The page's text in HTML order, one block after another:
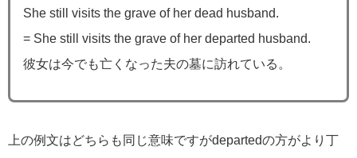
She still visits the grave of her dead husband.
= She still visits the grave of her departed husband.
彼女は今でも亡くなった夫の墓に訪れている。
上の例文はどちらも同じ意味ですがdepartedの方がより丁